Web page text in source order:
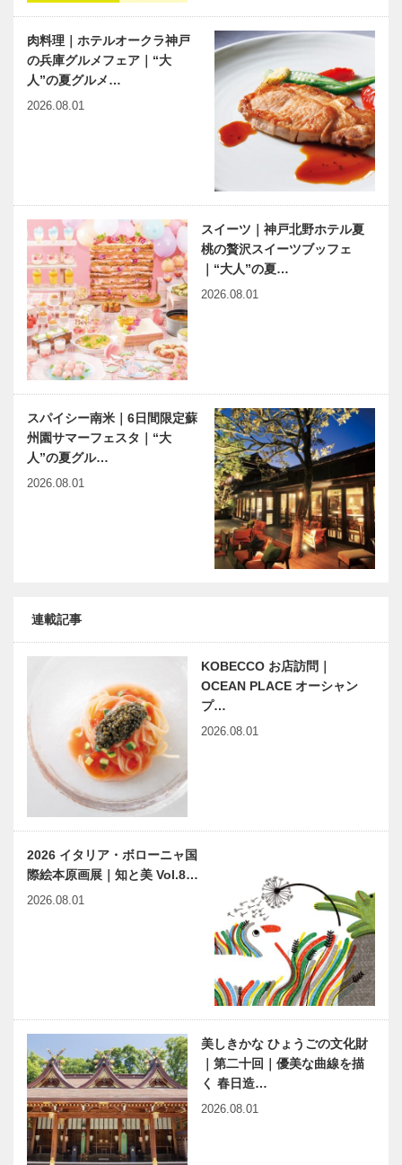
肉料理｜ホテルオークラ神戸
の兵庫グルメフェア｜“大
人”の夏グルメ…
2026.08.01
スイーツ｜神戸北野ホテル夏
桃の贅沢スイーツブッフェ
｜“大人”の夏…
2026.08.01
スパイシー南米｜6日間限定蘇
州園サマーフェスタ｜“大
人”の夏グル…
2026.08.01
連載記事
KOBECCO お店訪問｜
OCEAN PLACE オーシャン
プ…
2026.08.01
2026 イタリア・ボローニャ国
際絵本原画展｜知と美 Vol.8…
2026.08.01
美しきかな ひょうごの文化財
｜第二十回｜優美な曲線を描
く 春日造…
2026.08.01